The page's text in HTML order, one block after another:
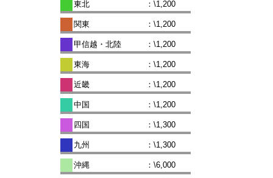
東北 ：\1,200
関東 ：\1,200
甲信越・北陸 ：\1,200
東海 ：\1,200
近畿 ：\1,200
中国 ：\1,200
四国 ：\1,300
九州 ：\1,300
沖縄 ：\6,000